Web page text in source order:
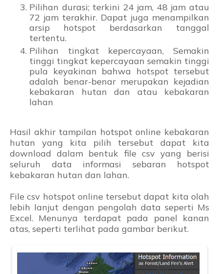
Pilihan durasi; terkini 24 jam, 48 jam atau
72 jam terakhir. Dapat juga menampilkan
arsip hotspot berdasarkan tanggal
tertentu.
Pilihan tingkat kepercayaan, Semakin
tinggi tingkat kepercayaan semakin tinggi
pula keyakinan bahwa hotspot tersebut
adalah benar-benar merupakan kejadian
kebakaran hutan dan atau kebakaran
lahan
Hasil akhir tampilan hotspot online kebakaran
hutan yang kita pilih tersebut dapat kita
download dalam bentuk file csv yang berisi
seluruh data informasi sebaran hotspot
kebakaran hutan dan lahan.
File csv hotspot online tersebut dapat kita olah
lebih lanjut dengan pengolah data seperti Ms
Excel. Menunya terdapat pada panel kanan
atas, seperti terlihat pada gambar berikut.